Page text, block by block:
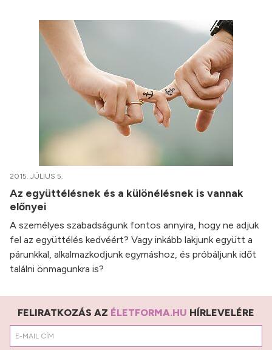
2015. JÚLIUS 5.
Az együttélésnek és a különélésnek is vannak
előnyei
A személyes szabadságunk fontos annyira, hogy ne adjuk
fel az együttélés kedvéért? Vagy inkább lakjunk együtt a
párunkkal, alkalmazkodjunk egymáshoz, és próbáljunk időt
találni önmagunkra is?
FELIRATKOZÁS AZ ÉLETFORMA.HU HÍRLEVELÉRE